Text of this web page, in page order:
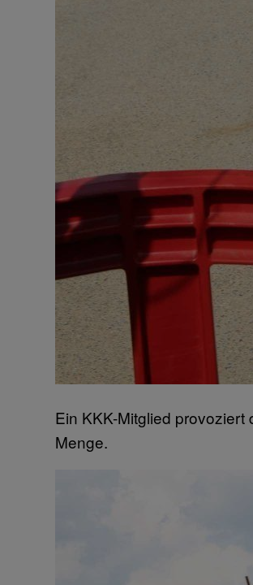
Ein KKK-Mitglied provoziert
Menge.